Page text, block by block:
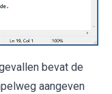
bevat de
aangeven